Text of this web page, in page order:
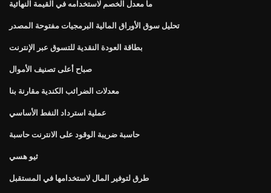
ما معدل الخصم لاستخدامه في القيمة النهائية
تحليل سوق الأوراق المالية البرمجيات مفتوحة المصدر
بطاقة العودة النقدية للتسوق عبر الإنترنت
صباح أعلى تصنيف الأموال
معدلات الضرائب الكندية مقارنة بنا
عملية استرداد النفط الأساسي
حاسبة ضريبة الوقود على الانترنت حاسبة
ثيو هسي
طرق لتوفير المال لاستخدامها في المستقبل